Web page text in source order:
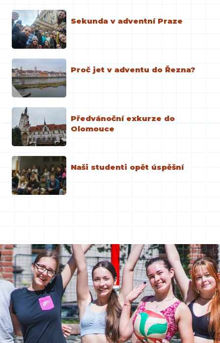
Sekunda v adventní Praze
Proč jet v adventu do Řezna?
Předvánoční exkurze do
Olomouce
Naši studenti opět úspěšní